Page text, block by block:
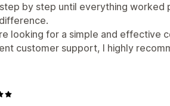
by step until everything worked
looking for a simple and effective
customer support, I highly